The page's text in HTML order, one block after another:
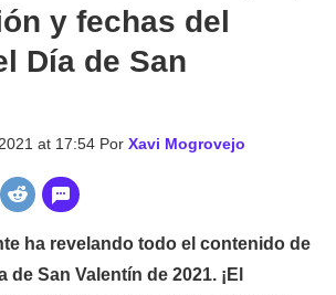
y fechas del
Día de San
at 17:54 Por Xavi Mogrovejo
ha revelando todo el contenido de
San Valentín de 2021. ¡El